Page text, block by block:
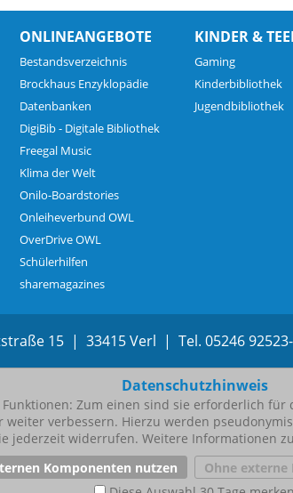
ONLINEANGEBOTE
Bestandsverzeichnis
Brockhaus Enzyklopädie
Datenbanken
DigiBib - Digitale Bibliothek
Freegal Music
Klima der Welt
Onilo-Boardstories
Onleiheverbund OWL
OverDrive OWL
Schülerhilfen
sharemagazines
KINDER &
Gaming
Kinderbibliothek
Jugendbibliothek
15 | 33415 Verl | Tel. 05246
Datenschutzhinweis
Zum einen sind sie erforderlich
verbessern. Hierzu werden
jederzeit widerrufen. Weitere Informationen
Komponenten nutzen
Ohne